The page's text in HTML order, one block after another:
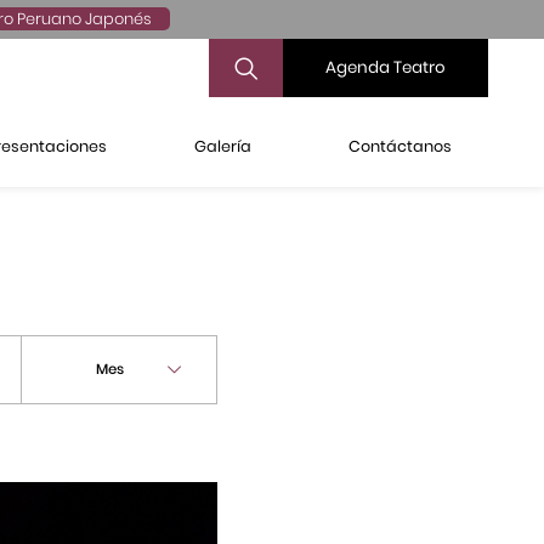
Peruano Japonés
Agenda Teatro
Galería Contáctanos
Mes